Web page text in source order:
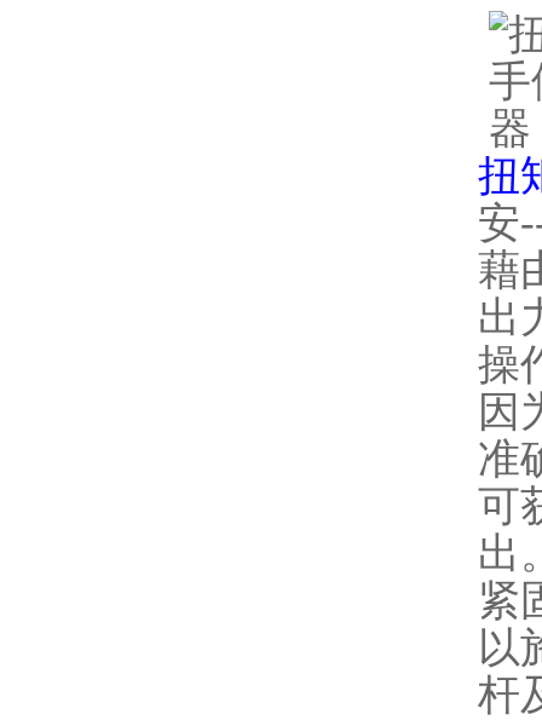
扭
安
藉
出
操
因
准
可
出
紧
以
杆